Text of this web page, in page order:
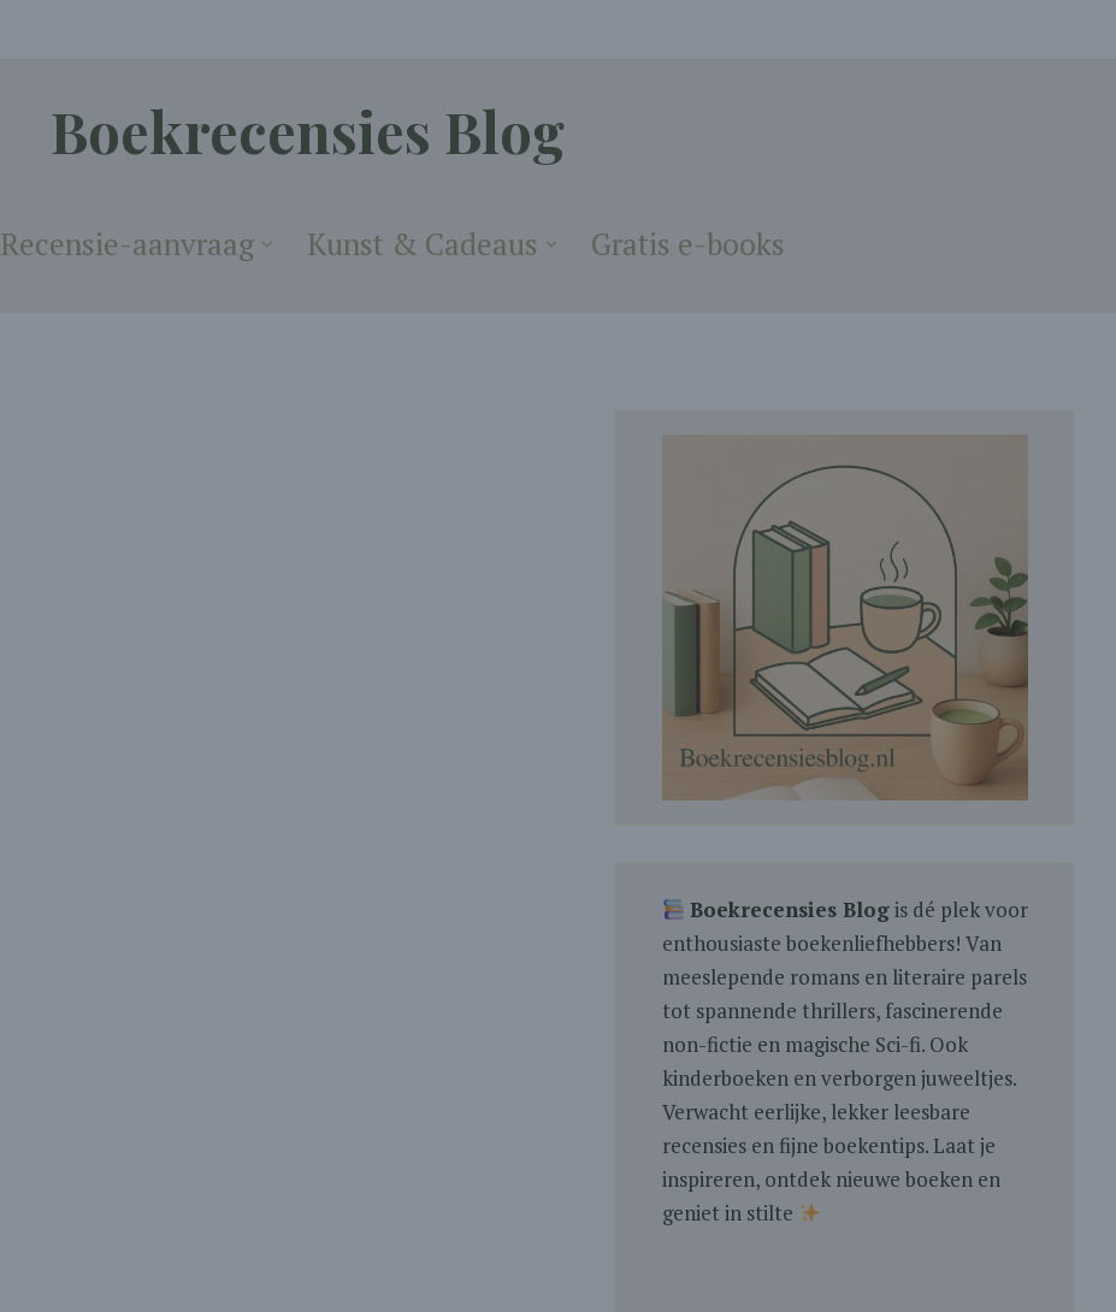
Boekrecensies Blog
Recensie-aanvraag Kunst & Cadeaus Gratis e-books
Boekrecensies Blogis dé plek voor
enthousiaste boekenliefhebbers! Van
meeslepende romans en literaire parels
tot spannende thrillers, fascinerende
non-fictie en magische Sci-fi. Ook
kinderboeken en verborgen juweeltjes.
Verwacht eerlijke, lekker leesbare
recensies en fijne boekentips. Laat je
inspireren, ontdek nieuwe boeken en
geniet in stilte